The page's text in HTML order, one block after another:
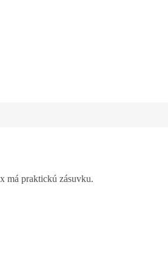
má praktickú zásuvku.